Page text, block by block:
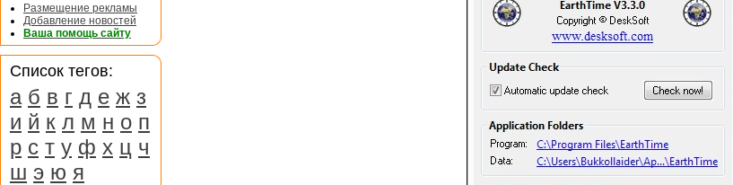
Размещение рекламы
Добавление новостей
Ваша помощь сайту
Список тегов:
а б в г д е ж з
и й к л м н о п
р с т у ф х ц ч
ш э ю я